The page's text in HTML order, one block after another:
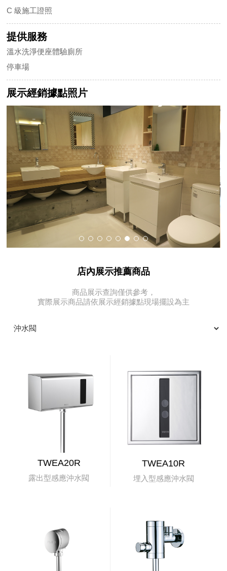
C 級施工證照
提供服務
溫水洗淨便座體驗廁所
停車場
展示經銷據點照片
店內展示推薦商品
商品展示查詢僅供參考，
實際展示商品請依展示經銷據點現場擺設為主
TWEA20R
露出型感應沖水閥
TWEA10R
埋入型感應沖水閥